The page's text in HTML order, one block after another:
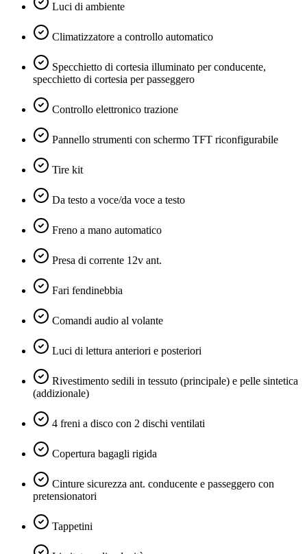
Luci di ambiente
Climatizzatore a controllo automatico
Specchietto di cortesia illuminato per conducente,
specchietto di cortesia per passeggero
Controllo elettronico trazione
Pannello strumenti con schermo TFT riconfigurabile
Tire kit
Da testo a voce/da voce a testo
Freno a mano automatico
Presa di corrente 12v ant.
Fari fendinebbia
Comandi audio al volante
Luci di lettura anteriori e posteriori
Rivestimento sedili in tessuto (principale) e pelle sintetica
(addizionale)
4 freni a disco con 2 dischi ventilati
Copertura bagagli rigida
Cinture sicurezza ant. conducente e passeggero con
pretensionatori
Tappetini